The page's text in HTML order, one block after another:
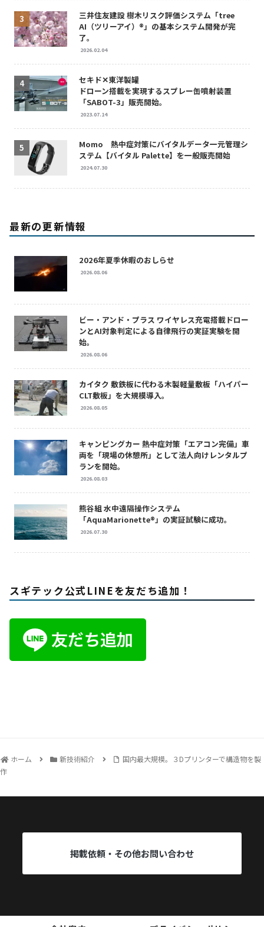
三井住友建設 樹木リスク評価システム「tree
AI（ツリーアイ）®」の基本システム開発が完
了。
2026.02.04
セキド✕東洋製罐
ドローン搭載を実現するスプレー缶噴射装置
「SABOT-3」販売開始。
2023.07.14
Momo 熱中症対策にバイタルデータ一元管理シ
ステム【バイタル Palette】を一般販売開始
2024.07.30
最新の更新情報
2026年夏季休暇のおしらせ
2026.08.06
ビー・アンド・プラス ワイヤレス充電搭載ドロー
ンとAI対象判定による自律飛行の実証実験を開
始。
2026.08.06
カイタク 敷鉄板に代わる木製軽量敷板「ハイパー
CLT敷板」を大規模導入。
2026.08.05
キャンピングカー 熱中症対策「エアコン完備」車
両を「現場の休憩所」として法人向けレンタルプ
ランを開始。
2026.08.03
熊谷組 水中遠隔操作システム
「AquaMarionette®」の実証試験に成功。
2026.07.30
スギテック公式LINEを友だち追加！
ホーム 新技術紹介
国内最大規模。３Dプリンターで構造物を製
作
掲載依頼・その他お問い合わせ